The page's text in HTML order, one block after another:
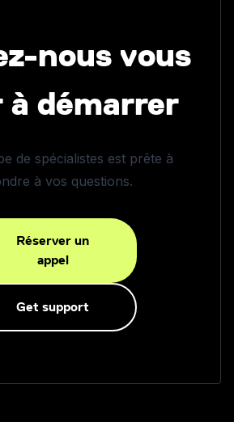
nous vous
à démarrer
de spécialistes est prête à
à vos questions.
Réserver un
appel
Get support